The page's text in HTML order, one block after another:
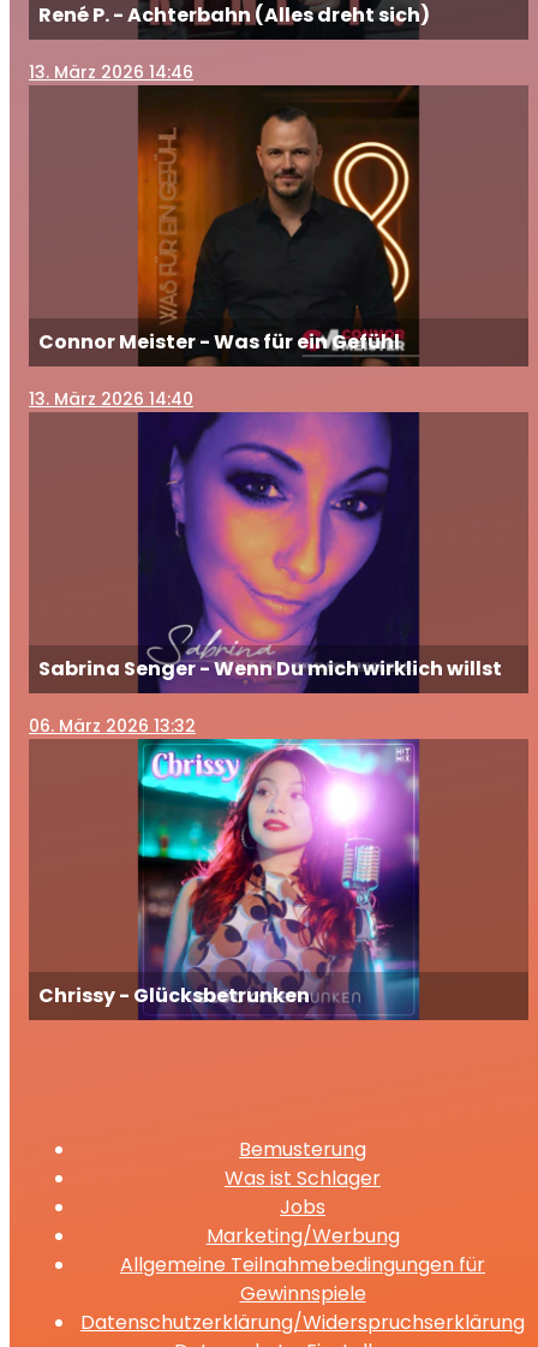
René P. - Achterbahn (Alles dreht sich)
13. März 2026 14:46
Connor Meister - Was für ein Gefühl
13. März 2026 14:40
Sabrina Senger - Wenn Du mich wirklich willst
06. März 2026 13:32
Chrissy - Glücksbetrunken
Bemusterung
Was ist Schlager
Jobs
Marketing/Werbung
Allgemeine Teilnahmebedingungen für
Gewinnspiele
Datenschutzerklärung/Widerspruchserklärung